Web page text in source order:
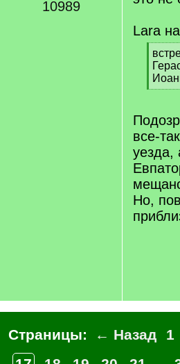
10989
Lara
[
q
]
[
q
]
все-
уезда,
Но,
Страницы: ← Назад 1